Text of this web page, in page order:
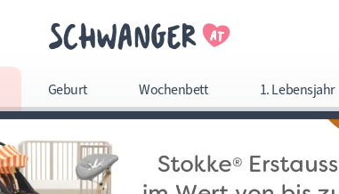
Geburt Wochenbett 1. Lebensjahr